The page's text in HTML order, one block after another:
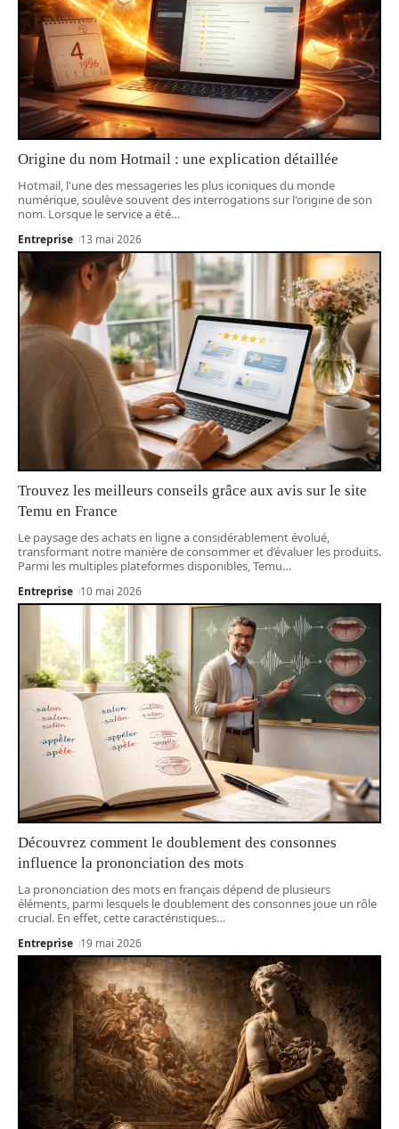
Origine du nom Hotmail : une explication détaillée
Hotmail, l'une des messageries les plus iconiques du monde
numérique, soulève souvent des interrogations sur l'origine de son
nom. Lorsque le service a été…
Entreprise 13 mai 2026
Trouvez les meilleurs conseils grâce aux avis sur le site
Temu en France
Le paysage des achats en ligne a considérablement évolué,
transformant notre manière de consommer et d’évaluer les produits.
Parmi les multiples plateformes disponibles, Temu…
Entreprise 10 mai 2026
Découvrez comment le doublement des consonnes
influence la prononciation des mots
La prononciation des mots en français dépend de plusieurs
éléments, parmi lesquels le doublement des consonnes joue un rôle
crucial. En effet, cette caractéristiques…
Entreprise 19 mai 2026